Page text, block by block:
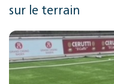
sur le terrain